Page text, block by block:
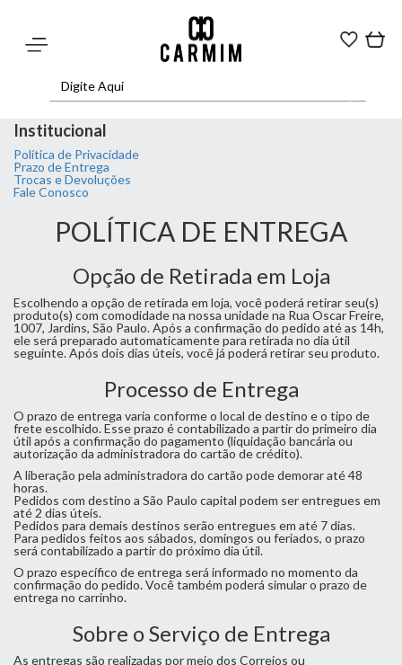
Institucional
Política de Privacidade
Prazo de Entrega
Trocas e Devoluções
Fale Conosco
POLÍTICA DE ENTREGA
Opção de Retirada em Loja
Escolhendo a opção de retirada em loja, você poderá retirar seu(s)
produto(s) com comodidade na nossa unidade na Rua Oscar Freire,
1007, Jardins, São Paulo. Após a confirmação do pedido até as 14h,
ele será preparado automaticamente para retirada no dia útil
seguinte. Após dois dias úteis, você já poderá retirar seu produto.
Processo de Entrega
O prazo de entrega varia conforme o local de destino e o tipo de
frete escolhido. Esse prazo é contabilizado a partir do primeiro dia
útil após a confirmação do pagamento (liquidação bancária ou
autorização da administradora do cartão de crédito).
A liberação pela administradora do cartão pode demorar até 48
horas.
Pedidos com destino a São Paulo capital podem ser entregues em
até 2 dias úteis.
Pedidos para demais destinos serão entregues em até 7 dias.
Para pedidos feitos aos sábados, domingos ou feriados, o prazo
será contabilizado a partir do próximo dia útil.
O prazo específico de entrega será informado no momento da
confirmação do pedido. Você também poderá simular o prazo de
entrega no carrinho.
Sobre o Serviço de Entrega
As entregas são realizadas por meio dos Correios ou